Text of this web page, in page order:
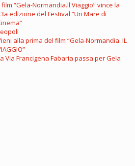
film “Gela-Normandia.Il Viaggio” vince la
edizione del Festival “Un Mare di
alla prima del film “Gela-Normandia. IL
Via Francigena Fabaria passa per Gela